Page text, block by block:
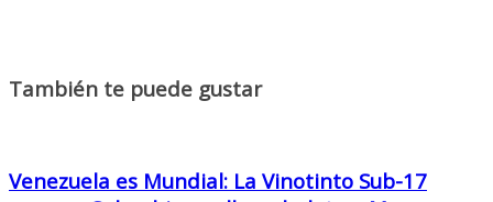
También te puede gustar
Venezuela es Mundial: La Vinotinto Sub-17